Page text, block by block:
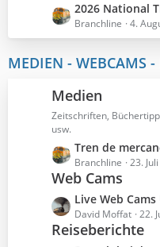
L
e
t
z
t
e
B
e
i
t
r
ä
g
e
2026 National Train Show
Branchline 4.
MEDIEN - WEBCAMS -
Medien
Zeitschriften,
usw.
L
e
t
z
t
e
Tren de mercancías
Branchline 23.
Web Cams
L
e
t
Live Web
David Moffat 22.
Reiseberichte